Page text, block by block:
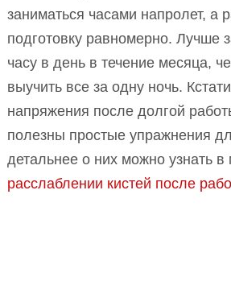
заниматься часами напролет, а
подготовку равномерно. Лучше
часу в день в течение месяца,
выучить все за одну ночь.
напряжения после долгой
полезны простые упражнения
детальнее о них можно узнать в
расслаблении кистей после